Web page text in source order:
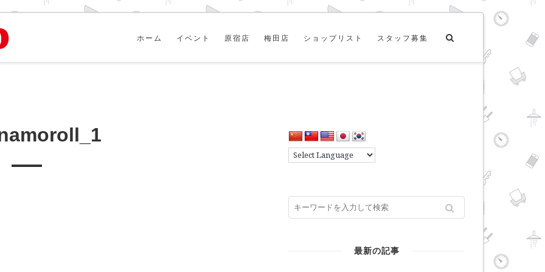
ホーム イベント 原宿店 梅田店 ショップリスト スタッフ募集
最新の記事